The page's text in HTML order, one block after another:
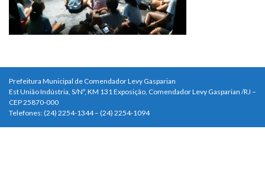
Prefeitura Municipal de Comendador Levy Gasparian
Est União Indústria, S/Nº, KM 131 Exposição, Comendador Levy Gasparian /RJ –
CEP 25870-000
Telefones: (24) 2254-1344 – (24) 2254-1094